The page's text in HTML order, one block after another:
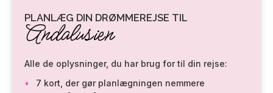
PLANLÆG DIN DRØMMEREJSE TIL
Andalusien
Alle de oplysninger, du har brug for til din rejse:
7 kort, der gør planlægningen nemmere